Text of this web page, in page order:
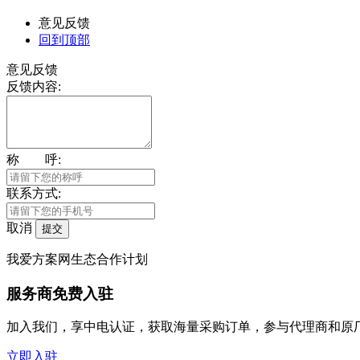
意见反馈
回到顶部
意见反馈
反馈内容:
称 呼:
联系方式:
取消 提交
我爱方案网生态合作计划
服务商免费入驻
加入我们，享中电认证，获取海量采购订单，参与代理商和原
立即入驻